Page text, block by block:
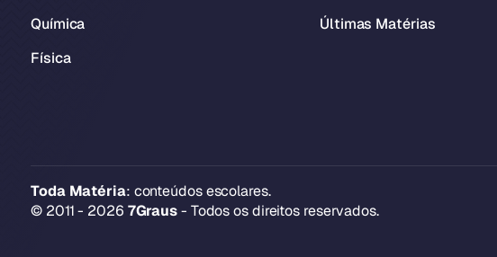
Química
Física
Últimas Matérias
Toda Matéria: conteúdos escolares.
© 2011 - 2026 7Graus- Todos os direitos reservados.